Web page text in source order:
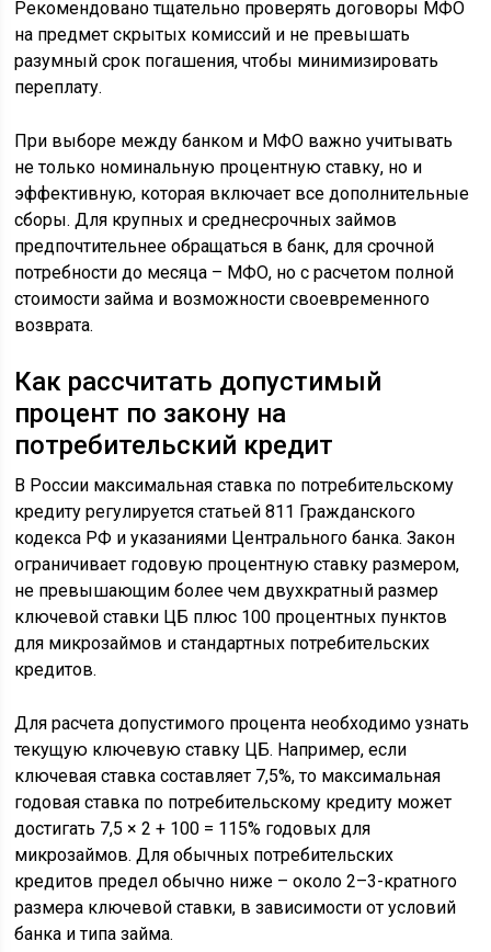
Рекомендовано тщательно проверять договоры МФО
на предмет скрытых комиссий и не превышать
разумный срок погашения, чтобы минимизировать
переплату.
При выборе между банком и МФО важно учитывать
не только номинальную процентную ставку, но и
эффективную, которая включает все дополнительные
сборы. Для крупных и среднесрочных займов
предпочтительнее обращаться в банк, для срочной
потребности до месяца – МФО, но с расчетом полной
стоимости займа и возможности своевременного
возврата.
Как рассчитать допустимый
процент по закону на
потребительский кредит
В России максимальная ставка по потребительскому
кредиту регулируется статьей 811 Гражданского
кодекса РФ и указаниями Центрального банка. Закон
ограничивает годовую процентную ставку размером,
не превышающим более чем двухкратный размер
ключевой ставки ЦБ плюс 100 процентных пунктов
для микрозаймов и стандартных потребительских
кредитов.
Для расчета допустимого процента необходимо узнать
текущую ключевую ставку ЦБ. Например, если
ключевая ставка составляет 7,5%, то максимальная
годовая ставка по потребительскому кредиту может
достигать 7,5 × 2 + 100 = 115% годовых для
микрозаймов. Для обычных потребительских
кредитов предел обычно ниже – около 2–3-кратного
размера ключевой ставки, в зависимости от условий
банка и типа займа.